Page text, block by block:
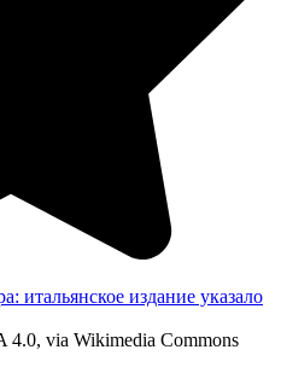
итальянское издание указало
4.0, via Wikimedia Commons